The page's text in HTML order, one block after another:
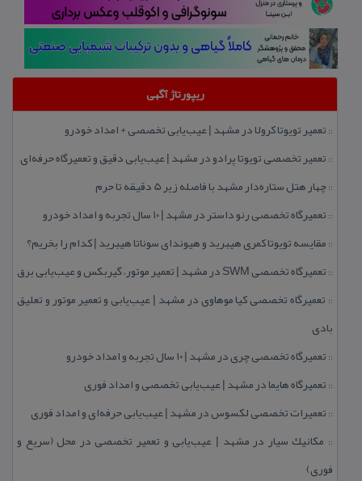
ریپورتاژ آگهی
:: تعمیر تویوتا كرولا در مشهد | عیب‌یابی تخصصی + امداد خودرو
:: تعمیر تخصصی تویوتا پرادو در مشهد | عیب‌یابی دقیق و تعمیرگاه حرفه‌ای
::چهار هتل‌ ستاره‌دار مشهد با فاصله زیر 5 دقیقه تا حرم
:: تعمیرگاه تخصصی رنو داستر در مشهد | ۱۰ سال تجربه و امداد خودرو
:: مقایسه تویوتا كمری هیبرید و هیوندای سوناتا هیبرید | كدام را بخریم؟
:: تعمیرگاه تخصصی SWM در مشهد | تعمیر موتور، گیربكس و عیب‌یابی برق
:: تعمیرگاه تخصصی كیا موهاوی در مشهد | عیب‌یابی و تعمیر موتور و تعلیق
بادی
:: تعمیرگاه تخصصی چری در مشهد | ۱۰ سال تجربه و امداد خودرو
:: تعمیرگاه هایما در مشهد | عیب‌یابی تخصصی و امداد فوری
:: تعمیرات تخصصی لكسوس در مشهد | عیب‌یابی حرفه‌ای و امداد فوری
:: مكانیك سیار در مشهد | عیب‌یابی و تعمیر تخصصی در محل (سریع و
فوری)